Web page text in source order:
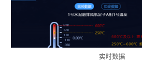
实时数据